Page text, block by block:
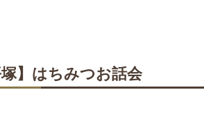
塚】はちみつお話会